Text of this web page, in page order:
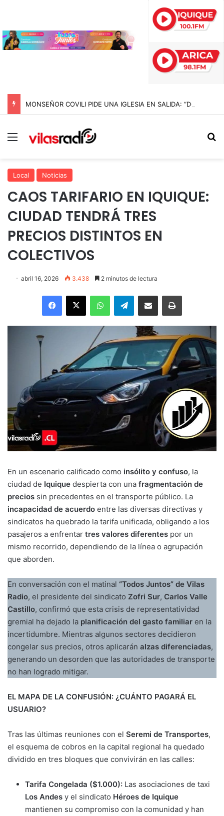
Menú
Local Noticias
CAOS TARIFARIO EN IQUIQUE:
CIUDAD TENDRÁ TRES
PRECIOS DISTINTOS EN
COLECTIVOS
abril 16, 2026 3.438 2 minutos de lectura
Facebook
X WhatsAppTelegramEnviar vía email Imprimir
En un escenario calificado como insólito y confuso, la
ciudad de Iquique despierta con una fragmentación de
precios sin precedentes en el transporte público. La
incapacidad de acuerdo entre las diversas directivas y
sindicatos ha quebrado la tarifa unificada, obligando a los
pasajeros a enfrentar tres valores diferentes por un
mismo recorrido, dependiendo de la línea o agrupación
que aborden.
En conversación con el matinal “Todos Juntos” de Vilas
Radio, el presidente del sindicato Zofri Sur, Carlos Valle
Castillo, confirmó que esta crisis de representatividad
gremial ha dejado la planificación del gasto familiar en la
incertidumbre. Mientras algunos sectores decidieron
congelar sus precios, otros aplicarán alzas diferenciadas,
generando un desorden que las autoridades de transporte
no han logrado mitigar.
EL MAPA DE LA CONFUSIÓN: ¿CUÁNTO PAGARÁ EL
USUARIO?
Tras las últimas reuniones con el Seremi de Transportes,
el esquema de cobros en la capital regional ha quedado
dividido en tres bloques que convivirán en las calles:
Tarifa Congelada ($1.000): Las asociaciones de taxi
Los Andes y el sindicato Héroes de Iquique
mantienen su compromiso con la comunidad y han